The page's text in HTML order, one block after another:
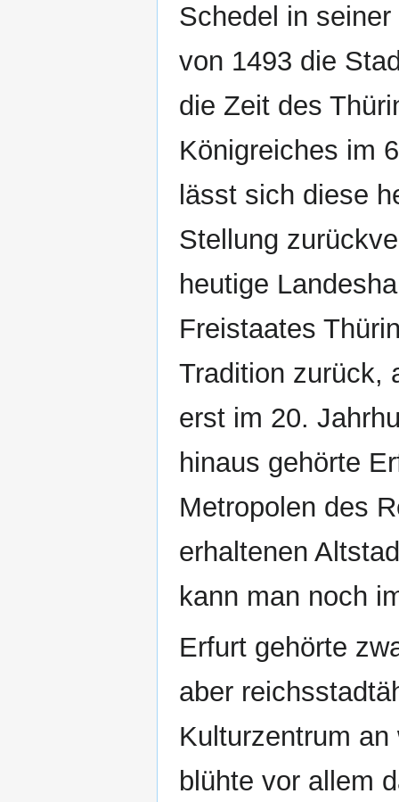
Schedel in seiner
von 1493 die
die Zeit des
Königreiches im
lässt sich diese
Stellung
heutige
Freistaates
Tradition zurück,
erst im 20.
hinaus gehörte
Metropolen des
erhaltenen
kann man noch
Erfurt gehörte
aber
Kulturzentrum
blühte vor allem